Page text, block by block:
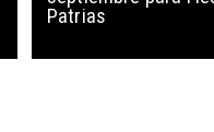
Patrias